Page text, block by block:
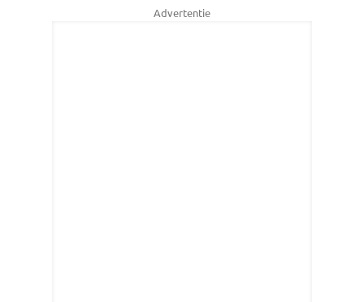
Advertentie